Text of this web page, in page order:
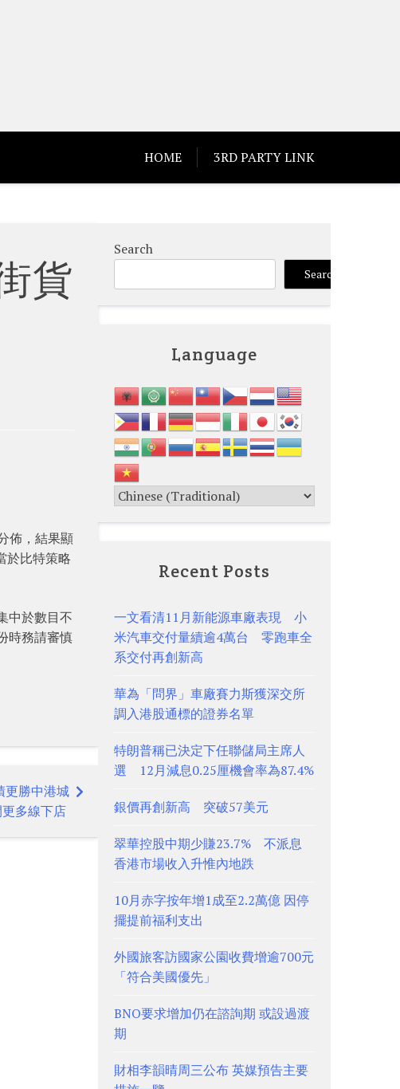
HOME 3RD PARTY LINK
貨
佈，結果顯
於比特策略
中於數目不
時務請審慎
更勝中港城
多線下店
Search
Search
Language
Recent Posts
一文看清11月新能源車廠表現 小
米汽車交付量續逾4萬台 零跑車全
系交付再創新高
華為「問界」車廠賽力斯獲深交所
調入港股通標的證券名單
特朗普稱已決定下任聯儲局主席人
選 12月減息0.25厘機會率為87.4%
銀價再創新高 突破57美元
翠華控股中期少賺23.7% 不派息
香港市場收入升惟內地跌
10月赤字按年增1成至2.2萬億 因停
擺提前福利支出
外國旅客訪國家公園收費增逾700元
「符合美國優先」
BNO要求增加仍在諮詢期 或設過渡
期
財相李韻晴周三公布 英媒預告主要